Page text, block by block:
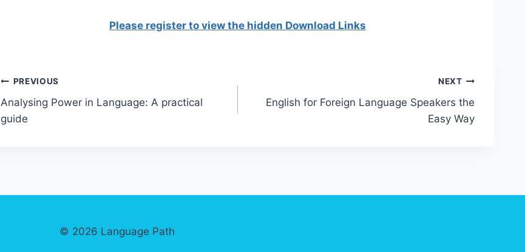
Please register to view the hidden Download Links
Post
navigation
PREVIOUS
Analysing Power in Language: A practical
guide
NEXT
English for Foreign Language Speakers the
Easy Way
© 2026 Language Path